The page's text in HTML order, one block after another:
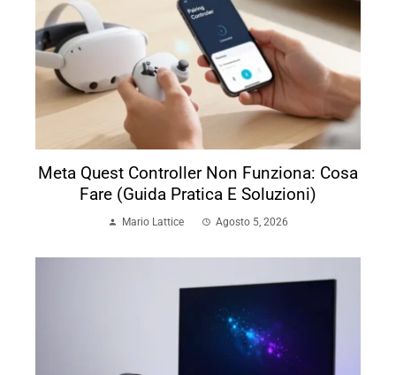
Meta Quest Controller Non Funziona: Cosa
Fare (Guida Pratica E Soluzioni)
Mario Lattice Agosto 5, 2026